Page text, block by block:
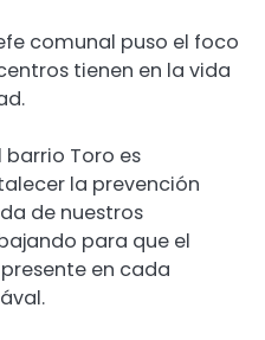
comunal puso el foco
tienen en la vida
barrio Toro es
la prevención
de nuestros
para que el
en cada